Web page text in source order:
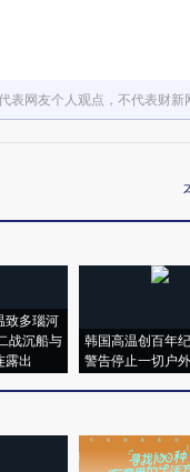
表网友个人观点，不代表财新
致多瑙河
战沉船与
露出
韩国高温创百年
警告停止一切户